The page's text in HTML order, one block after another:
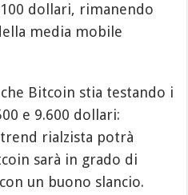
dollari, rimanendo
media mobile
Bitcoin stia testando i
e 9.600 dollari:
rialzista potrà
sarà in grado di
un buono slancio.